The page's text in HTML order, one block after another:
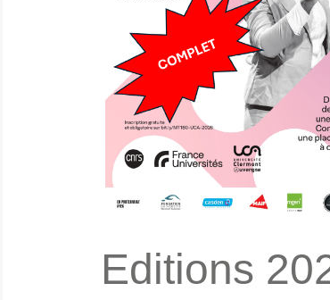
Editions